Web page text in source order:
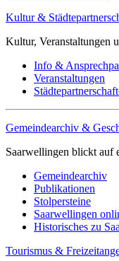
Kultur &
Kultur, Veranstaltungen
Info &
Veranstaltungen
Gemeindearchiv &
Saarwellingen blickt auf
Gemeindearchiv
Publikationen
Stolpersteine
Saarwellingen
Historisches zu
Tourismus &